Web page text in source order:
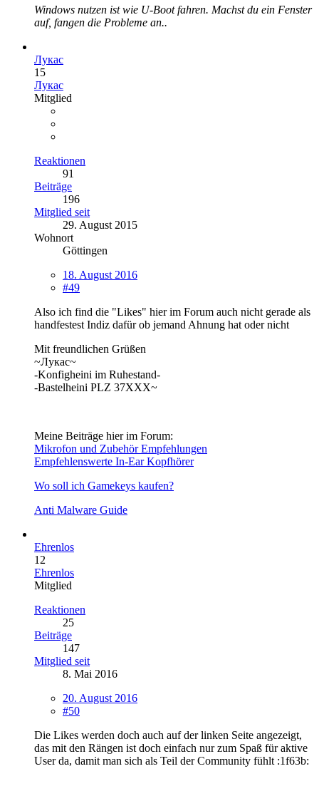
Windows nutzen ist wie U-Boot fahren. Machst du ein Fenster
auf, fangen die Probleme an..
Лукас
15
Лукас
Mitglied
Reaktionen
91
Beiträge
196
Mitglied seit
29. August 2015
Wohnort
Göttingen
18. August 2016
#49
Also ich find die "Likes" hier im Forum auch nicht gerade als
handfestest Indiz dafür ob jemand Ahnung hat oder nicht
Mit freundlichen Grüßen
~Лукас~
-Konfigheini im Ruhestand-
-Bastelheini PLZ 37XXX~
Meine Beiträge hier im Forum:
Mikrofon und Zubehör Empfehlungen
Empfehlenswerte In-Ear Kopfhörer
Wo soll ich Gamekeys kaufen?
Anti Malware Guide
Ehrenlos
12
Ehrenlos
Mitglied
Reaktionen
25
Beiträge
147
Mitglied seit
8. Mai 2016
20. August 2016
#50
Die Likes werden doch auch auf der linken Seite angezeigt,
das mit den Rängen ist doch einfach nur zum Spaß für aktive
User da, damit man sich als Teil der Community fühlt :1f63b: